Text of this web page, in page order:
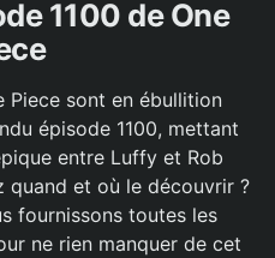
1100 de One
Piece sont en ébullition
épisode 1100, mettant
entre Luffy et Rob
quand et où le découvrir ?
fournissons toutes les
ne rien manquer de cet